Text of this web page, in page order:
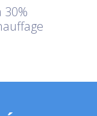
30%